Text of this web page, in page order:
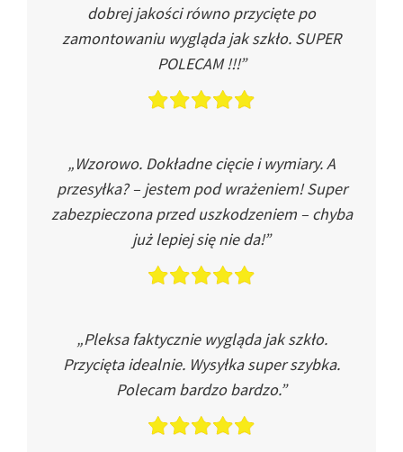
dobrej jakości równo przycięte po
zamontowaniu wygląda jak szkło. SUPER
POLECAM !!!”
„Wzorowo. Dokładne cięcie i wymiary. A
przesyłka? – jestem pod wrażeniem! Super
zabezpieczona przed uszkodzeniem – chyba
już lepiej się nie da!”
„Pleksa faktycznie wygląda jak szkło.
Przycięta idealnie. Wysyłka super szybka.
Polecam bardzo bardzo.”